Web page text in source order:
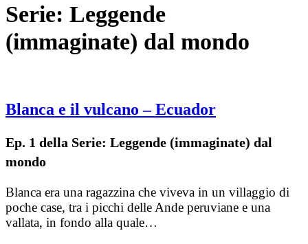
Serie: Leggende
(immaginate) dal mondo
Blanca e il vulcano – Ecuador
Ep. 1 della Serie: Leggende (immaginate) dal
mondo
Blanca era una ragazzina che viveva in un villaggio di
poche case, tra i picchi delle Ande peruviane e una
vallata, in fondo alla quale…